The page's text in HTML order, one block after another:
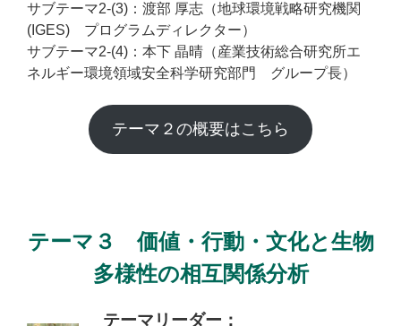
サブテーマ2-(3)：渡部 厚志（地球環境戦略研究機関
(IGES) プログラムディレクター）
サブテーマ2-(4)：本下 晶晴（産業技術総合研究所エ
ネルギー環境領域安全科学研究部門 グループ長）
テーマ２の概要はこちら
テーマ３ 価値・行動・文化と生物
多様性の相互関係分析
テーマリーダー：